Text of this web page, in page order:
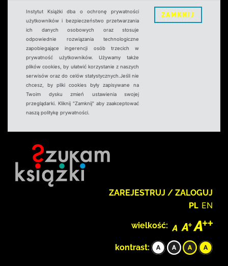
Instytut Książki dba o ochronę prywatności
użytkowników i bezpieczeństwo przetwarzania
ich danych osobowych oraz stosuje
odpowiednie rozwiązania technologiczne
zapobiegające ingerencji osób trzecich w
prywatność użytkowników. Używamy także
plików cookies, by ułatwić korzystanie z naszych
serwisów oraz do celów statystycznych.Jeśli nie
chcesz, by pliki cookies były zapisywane na
Twoim dysku zmień ustawienia swojej
przeglądarki. Kliknij "Zamknij" aby zaakceptować
naszą politykę prywatności.
ZAMKNIJ
ZAREJESTRUJ / ZALOGUJ
PL EN
wielkość:
kontrast: